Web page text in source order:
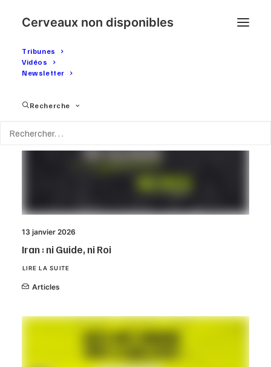
Cerveaux non disponibles
Tribunes
Vidéos
Newsletter
Recherche
13 janvier 2026
Iran : ni Guide, ni Roi
LIRE LA SUITE
Articles